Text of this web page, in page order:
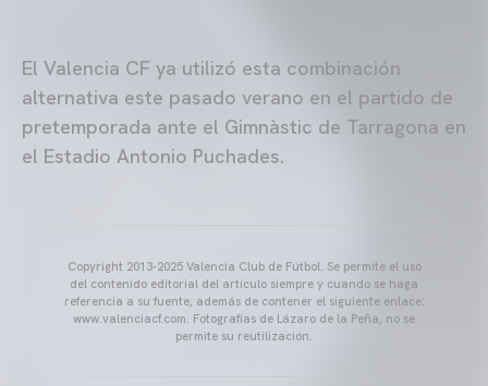
El Valencia CF ya utilizó esta combinación
alternativa este pasado verano en el partido de
pretemporada ante el Gimnàstic de Tarragona en
el Estadio Antonio Puchades.
Copyright 2013-2025 Valencia Club de Fútbol. Se permite el uso
del contenido editorial del artículo siempre y cuando se haga
referencia a su fuente, además de contener el siguiente enlace:
www.valenciacf.com. Fotografías de Lázaro de la Peña, no se
permite su reutilización.